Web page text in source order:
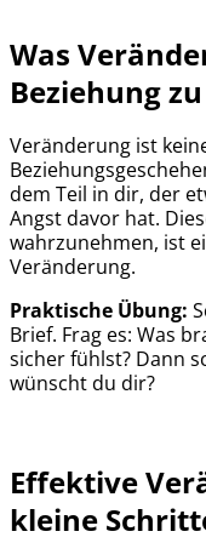
Was
Beziehung
Veränderung ist
dem Teil in dir, der
Angst davor hat.
wahrzunehmen, ist
Veränderung.
Praktische Übung:
Brief. Frag es: Was
sicher fühlst? Dann
wünscht du dir?
Effektive
kleine